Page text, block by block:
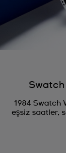
Swatch
1984 Swatch
eşsiz saatler,